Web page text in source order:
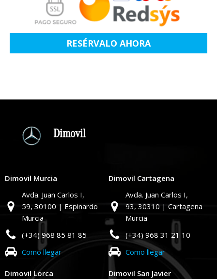
RESÉRVALO AHORA
Dimovil
Dimovil Murcia
Avda. Juan Carlos I,
59, 30100 | Espinardo
Murcia
(+34) 968 85 81 85
Como llegar
Dimovil Cartagena
Avda. Juan Carlos I,
93, 30310 | Cartagena
Murcia
(+34) 968 31 21 10
Como llegar
Dimovil Lorca
Dimovil San Javier